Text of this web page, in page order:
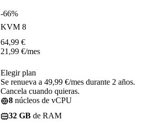
-66%
KVM 8
64,99 €
21,99 €/mes
Elegir plan
Se renueva a 49,99 €/mes durante 2 años.
Cancela cuando quieras.
8 núcleos de vCPU
32 GB de RAM